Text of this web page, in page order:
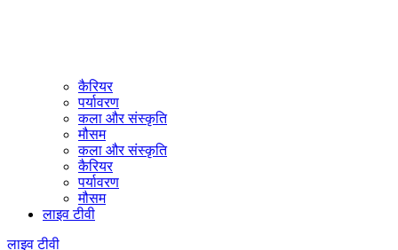
कैरियर
पर्यावरण
कला और संस्कृति
मौसम
कला और संस्कृति
कैरियर
पर्यावरण
मौसम
लाइव टीवी
लाइव टीवी